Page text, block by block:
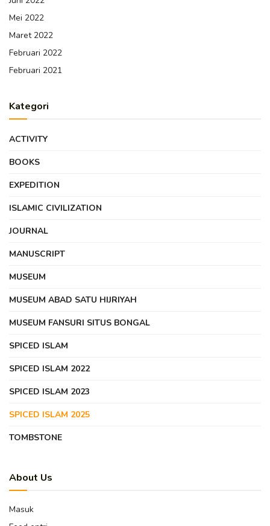
Mei 2022
Maret 2022
Februari 2022
Februari 2021
Kategori
ACTIVITY
BOOKS
EXPEDITION
ISLAMIC CIVILIZATION
JOURNAL
MANUSCRIPT
MUSEUM
MUSEUM ABAD SATU HIJRIYAH
MUSEUM FANSURI SITUS BONGAL
SPICED ISLAM
SPICED ISLAM 2022
SPICED ISLAM 2023
SPICED ISLAM 2025
TOMBSTONE
About Us
Masuk